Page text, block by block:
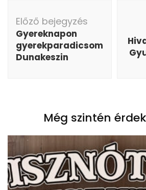
navigáció
Előző bejegyzés
Gyereknapon
gyerekparadicsom
Dunakeszin
Még szintén